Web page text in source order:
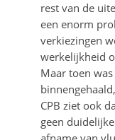
rest van de
een enorm
verkiezingen
werkelijkheid
Maar toen
CPB ziet ook
geen